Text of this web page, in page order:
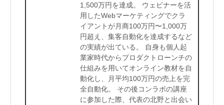
1,500万円を達成。 ウェビナーを活
用したWebマーケティングでクラ
イアントが月商100万円〜1,000万
円超え、集客自動化を達成するなど
の実績が出ている。 自身も個人起
業家時代からプロダクトローンチの
仕組みを用いてオンライン教材を自
動化し、月平均100万円の売上を完
全自動化。 その後コンラボの講座
に参加した際、代表の北野と出会い